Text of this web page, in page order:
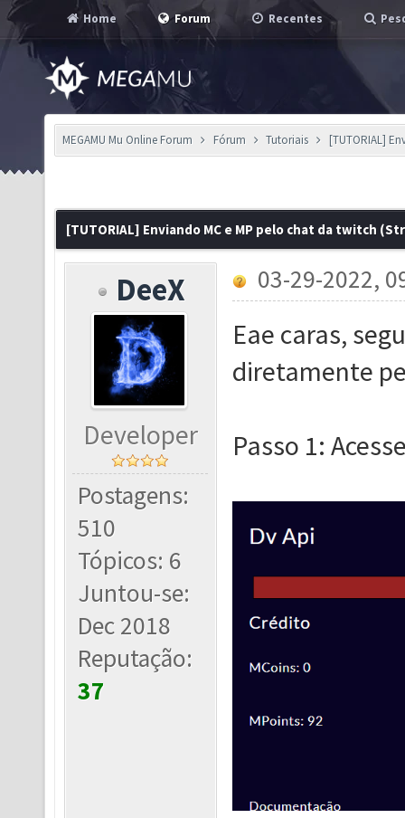
Home Forum Recentes
MEGAMU Mu Online Forum Fórum Tutoriais [TUTORIAL]
[TUTORIAL] Enviando MC e MP pelo chat da twitch
DeeX
Developer
Postagens:
510
Tópicos: 6
Juntou-se:
Dec 2018
Reputação:
37
03-29-2022,
Eae caras,
diretamente
Passo 1: